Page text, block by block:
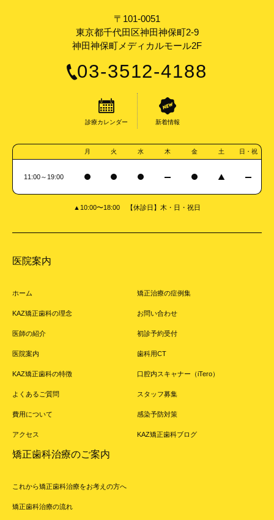
〒101-0051
東京都千代田区神田神保町2-9
神田神保町メディカルモール2F
03-3512-4188
診療カレンダー 新着情報
月 火 水 木 金 土 日・祝
11:00～19:00
▲10:00〜18:00 【休診日】木・日・祝日
医院案内
ホーム
KAZ矯正歯科の理念
医師の紹介
医院案内
KAZ矯正歯科の特徴
よくあるご質問
費用について
アクセス
矯正治療の症例集
お問い合わせ
初診予約受付
歯科用CT
口腔内スキャナー（iTero）
スタッフ募集
感染予防対策
KAZ矯正歯科ブログ
矯正歯科治療のご案内
これから矯正歯科治療をお考えの方へ
矯正歯科治療の流れ